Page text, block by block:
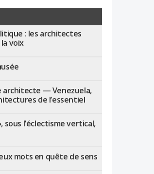
: les architectes
voix
architecte — Venezuela,
de l’essentiel
sous l’éclectisme vertical,
mots en quête de sens